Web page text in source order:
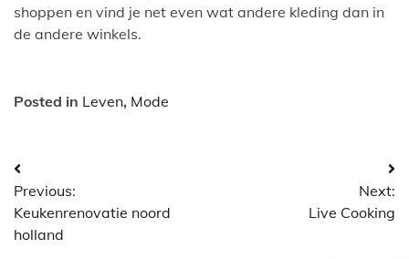
shoppen en vind je net even wat andere kleding dan in
de andere winkels.
Posted in Leven, Mode
Bericht
navigatie
Previous:
Keukenrenovatie noord
holland
Next:
Live Cooking